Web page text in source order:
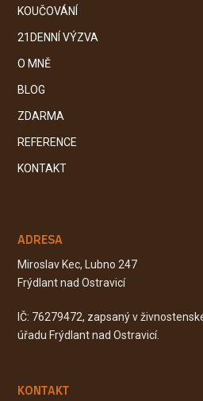
KOUČOVÁNÍ
21DENNÍ VÝZVA
O MNĚ
BLOG
ZDARMA
REFERENCE
KONTAKT
ADRESA
Miroslav Kec, Lubno 247
Frýdlant nad Ostravicí
IČ: 76279472, zapsaný v
úřadu Frýdlant nad Ostravicí.
KONTAKT